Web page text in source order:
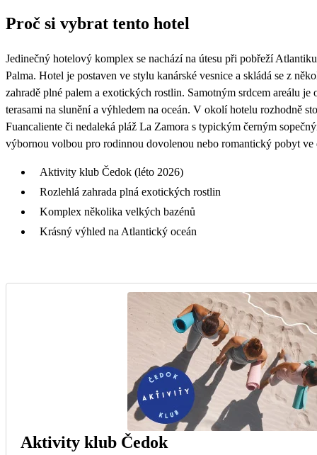
25 990
22 490
Proč si vybrat tento hotel
Jedinečný hotelový komplex se nachází na útesu při pobřeží
Palma. Hotel je postaven ve stylu kanárské vesnice a skládá se z
zahradě plné palem a exotických rostlin. Samotným srdcem areálu
terasami na slunění a výhledem na oceán. V okolí hotelu rozhodně
Fuancaliente či nedaleká pláž La Zamora s typickým černým
výbornou volbou pro rodinnou dovolenou nebo romantický pobyt
Aktivity klub Čedok (léto 2026)
Rozlehlá zahrada plná exotických rostlin
Komplex několika velkých bazénů
Krásný výhled na Atlantický oceán
Aktivity klub Čedok